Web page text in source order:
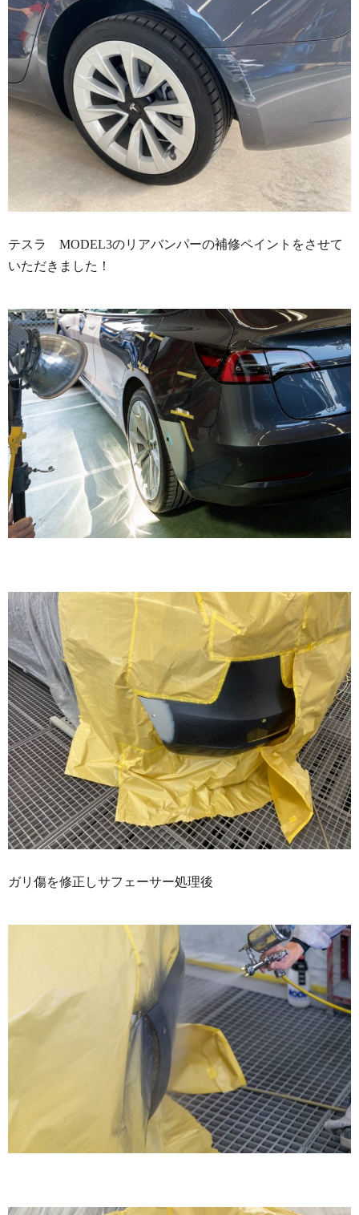
テスラ MODEL3のリアバンパーの補修ペイントをさせて
いただきました！
ガリ傷を修正しサフェーサー処理後